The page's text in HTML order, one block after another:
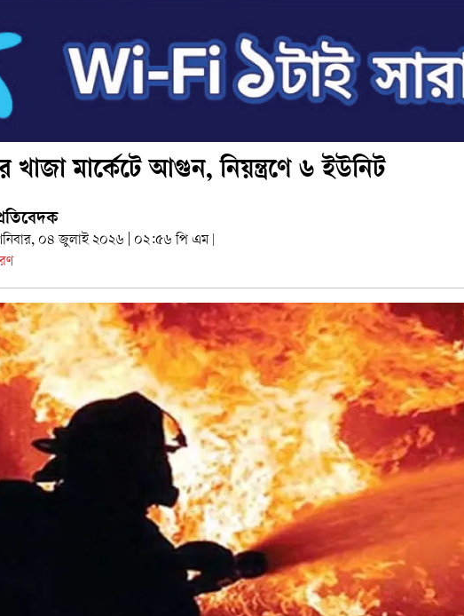
খাজা মার্কেটে আগুন, নিয়ন্ত্রণে ৬ ইউনিট
০৪ জুলাই ২০২৬ | ০২:৫৬ পি এম